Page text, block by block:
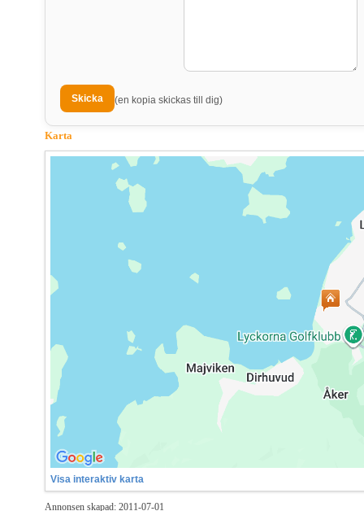
(en kopia skickas till dig)
Karta
Visa interaktiv karta
Annonsen skapad: 2011-07-01